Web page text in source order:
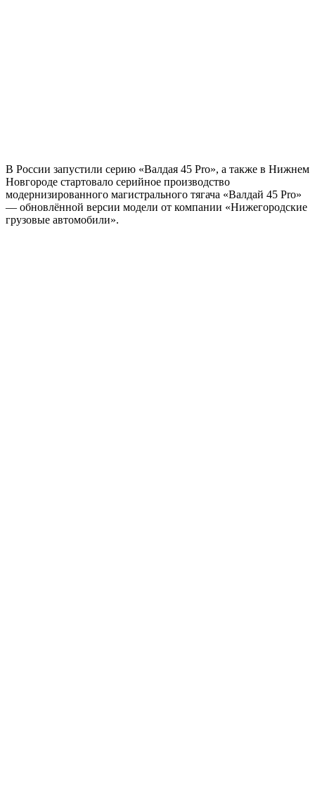
В России запустили серию «Валдая 45 Pro», а также в Нижнем
Новгороде стартовало серийное производство
модернизированного магистрального тягача «Валдай 45 Pro»
— обновлённой версии модели от компании «Нижегородские
грузовые автомобили».